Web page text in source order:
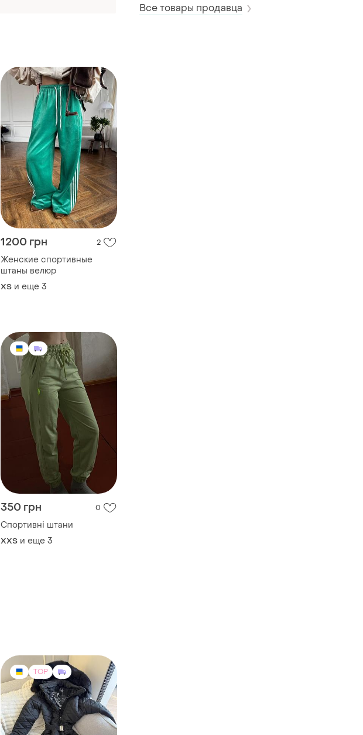
Все товары продавца
1200 грн 2
Женские спортивные
штаны велюр
ХS и еще 3
350 грн 0
Спортивні штани
XХS и еще 3
TOP